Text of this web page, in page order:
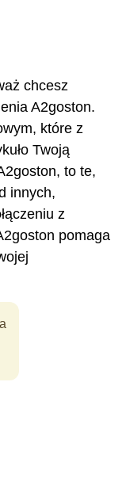
chcesz
A2goston.
które z
Twoją
to te,
innych,
z
pomaga